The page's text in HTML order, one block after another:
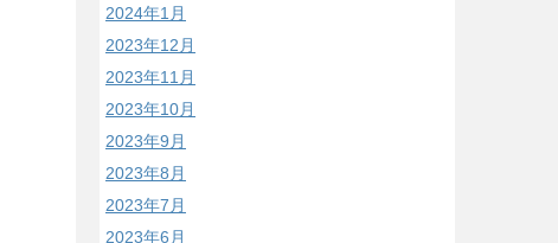
2024年1月
2023年12月
2023年11月
2023年10月
2023年9月
2023年8月
2023年7月
2023年6月